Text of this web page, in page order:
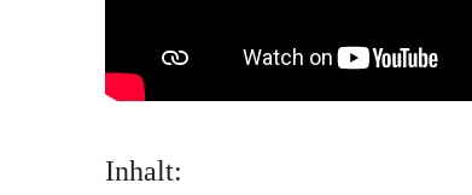
Inhalt: